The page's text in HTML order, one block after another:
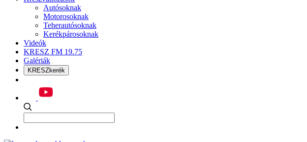
Autósoknak
Motorosoknak
Teherautósoknak
Kerékpárosoknak
Videók
KRESZ FM 19.75
Galériák
KRESZkerék